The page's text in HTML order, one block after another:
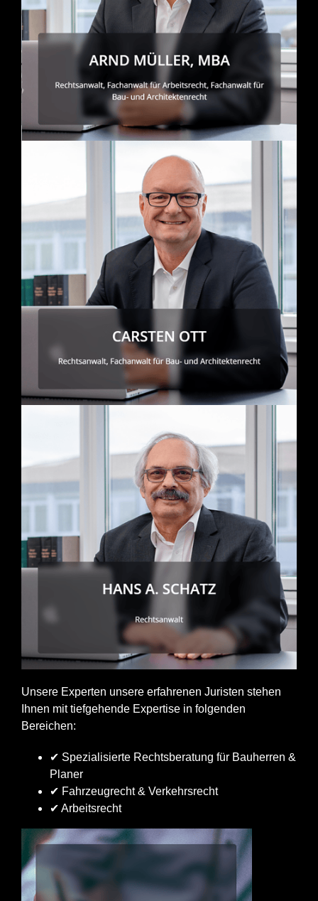
Unsere Experten unsere erfahrenen Juristen stehen
Ihnen mit tiefgehende Expertise in folgenden
Bereichen:
✔ Spezialisierte Rechtsberatung für Bauherren &
Planer
✔ Fahrzeugrecht & Verkehrsrecht
✔ Arbeitsrecht